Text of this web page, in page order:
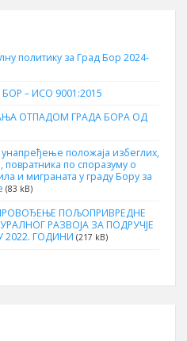
политику за Град Бор 2024-
– ИСО 9001:2015
ОТПАДОМ ГРАДА БОРА ОД
положаја избеглих,
по споразуму о
и миграната у граду Бору за
(83 kB)
ПОЉОПРИВРЕДНЕ
РАЗВОЈА ЗА ПОДРУЧЈЕ
2022. ГОДИНИ (217 kB)